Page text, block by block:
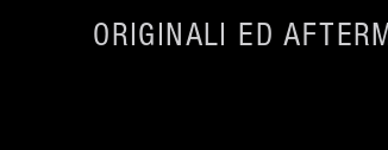
ORIGINALI ED